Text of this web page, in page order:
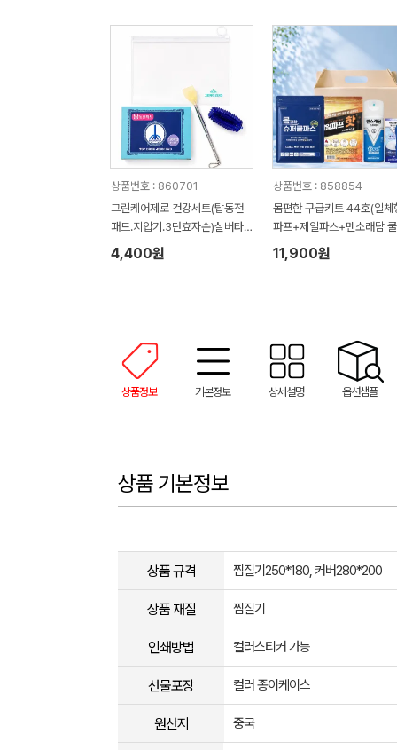
상품번호 : 860701
그린케어제로 건강세트(탑동전
패드.지압기.3단효자손)실버타
운.요양원.노치원 어르신선물세
트 홍보.판촉.선물
4,400원
상품번호 : 858854
몸편한 구급키트 44호(일체
파프+제일파스+멘소래담
어파스+롤온 로션)
11,900원
상품정보 기본정보 상세설명 옵션샘플
상품 기본정보
상품 규격 찜질기250*180, 커버280*200
상품 재질 찜질기
인쇄방법 컬러스티커 가능
선물포장 컬러 종이케이스
원산지 중국